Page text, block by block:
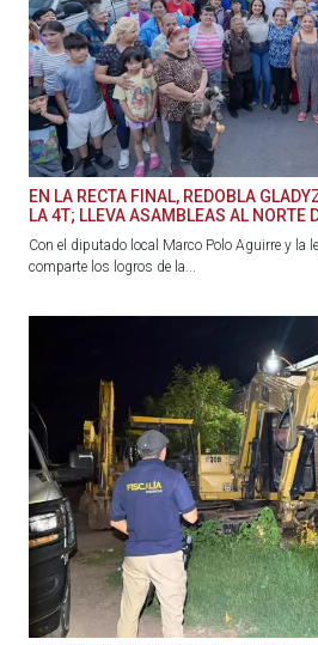
EN LA RECTA FINAL, REDOBLA
LA 4T; LLEVA ASAMBLEAS AL NORTE
Con el diputado local Marco Polo Aguirre y la
comparte los logros de la...